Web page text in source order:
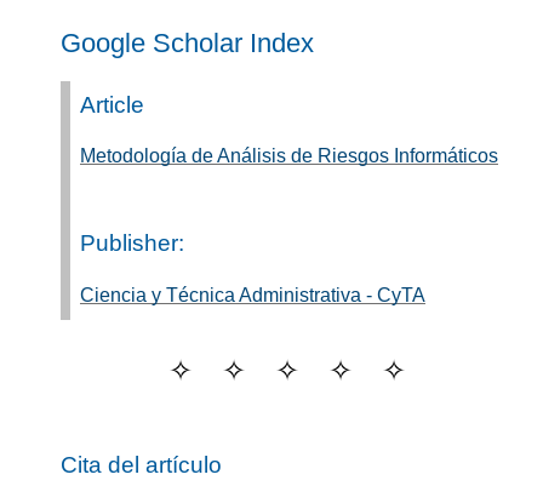
Google Scholar Index
Article
Metodología de Análisis de Riesgos Informáticos
Publisher:
Ciencia y Técnica Administrativa - CyTA
Cita del artículo